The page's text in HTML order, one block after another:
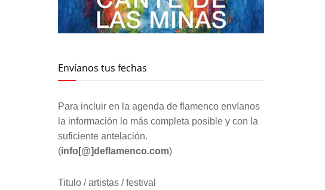
Envíanos tus fechas
Para incluir en la agenda de flamenco envíanos
la información lo más completa posible y con la
suficiente antelación.
(info[@]deflamenco.com)
Titulo / artistas / festival